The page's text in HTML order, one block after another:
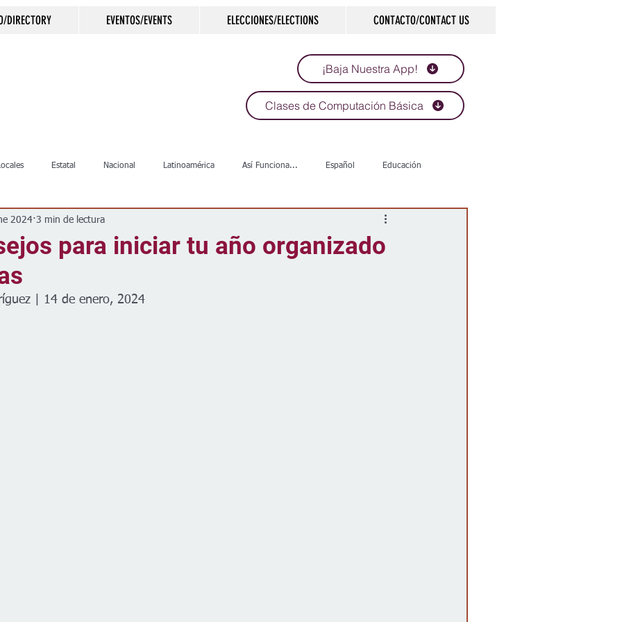
DIRECTORY EVENTOS/EVENTS ELECCIONES/ELECTIONS CONTACTO/CONTACT US
¡Baja Nuestra App!
Clases de Computación Básica
Estatal Nacional Latinoamérica Así Funciona... Español Educación
Salud Arte & Cultura
Escuelas
para iniciar tu año organizado
2024 3 min de lectura
| 14 de enero, 2024